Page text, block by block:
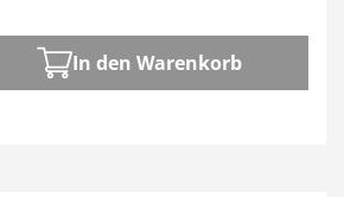
In den Warenkorb